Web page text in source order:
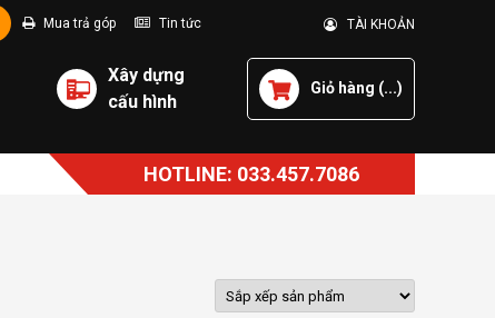
Mua trả góp Tin tức TÀI KHOẢN
Xây dựng
cấu hình
Giỏ hàng (...)
HOTLINE: 033.457.7086